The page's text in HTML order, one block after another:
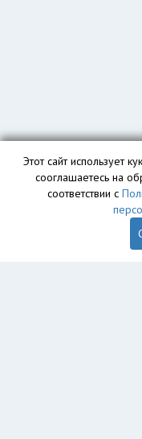
Этот сайт использует
сооглашаетесь на
соответствии с